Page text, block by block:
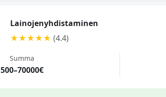
Lainojenyhdistaminen
★★★★★ (4.4)
Summa
500–70000€